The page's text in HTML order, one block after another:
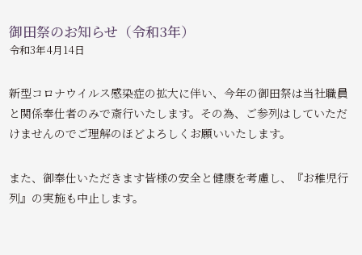
御田祭のお知らせ（令和3年）
令和3年4月14日
新型コロナウイルス感染症の拡大に伴い、今年の御田祭は当社職員
と関係奉仕者のみで斎行いたします。その為、ご参列はしていただ
けませんのでご理解のほどよろしくお願いいたします。
また、御奉仕いただきます皆様の安全と健康を考慮し、『お稚児行
列』の実施も中止します。